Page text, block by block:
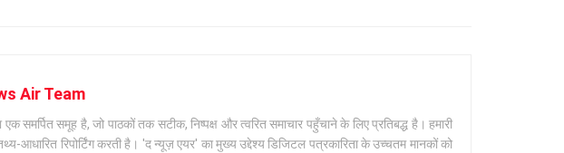
Air Team
समूह है, जो पाठकों तक सटीक, निष्पक्ष और त्वरित समाचार पहुँचाने के लिए प्रतिबद्ध है। हमारी
रिपोर्टिंग करती है। 'द न्यूज़ एयर' का मुख्य उद्देश्य डिजिटल पत्रकारिता के उच्चतम मानकों को